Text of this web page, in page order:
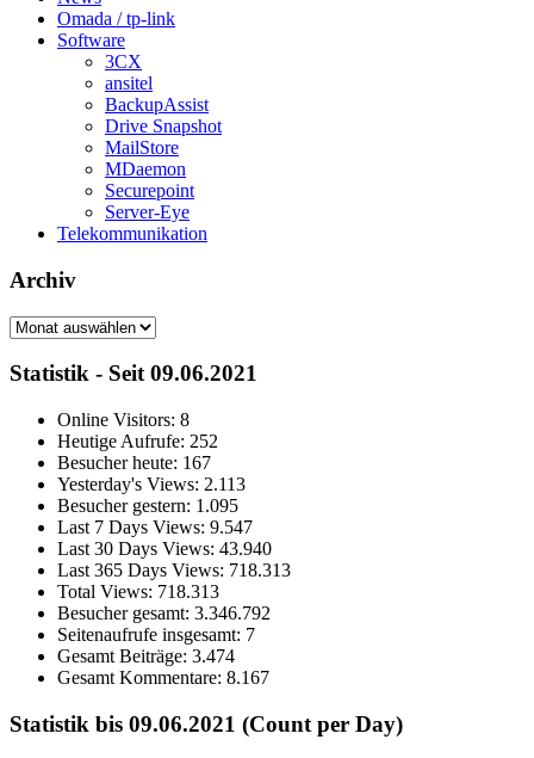
Omada / tp-link
Software
3CX
ansitel
BackupAssist
Drive Snapshot
MailStore
MDaemon
Securepoint
Server-Eye
Telekommunikation
Archiv
Archiv
Statistik - Seit 09.06.2021
Online Visitors: 8
Heutige Aufrufe: 252
Besucher heute: 167
Yesterday's Views: 2.113
Besucher gestern: 1.095
Last 7 Days Views: 9.547
Last 30 Days Views: 43.940
Last 365 Days Views: 718.313
Total Views: 718.313
Besucher gesamt: 3.346.792
Seitenaufrufe insgesamt: 7
Gesamt Beiträge: 3.474
Gesamt Kommentare: 8.167
Statistik bis 09.06.2021 (Count per Day)